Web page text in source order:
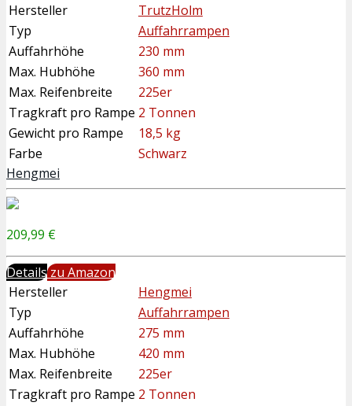
Hersteller
TrutzHolm
Typ
Auffahrrampen
Auffahrhöhe
230 mm
Max. Hubhöhe
360 mm
Max. Reifenbreite
225er
Tragkraft pro Rampe 2 Tonnen
Gewicht pro Rampe
18,5 kg
Farbe
Schwarz
Hengmei
209,99 €
Detailszu Amazon
Hersteller
Hengmei
Typ
Auffahrrampen
Auffahrhöhe
275 mm
Max. Hubhöhe
420 mm
Max. Reifenbreite
225er
Tragkraft pro Rampe 2 Tonnen